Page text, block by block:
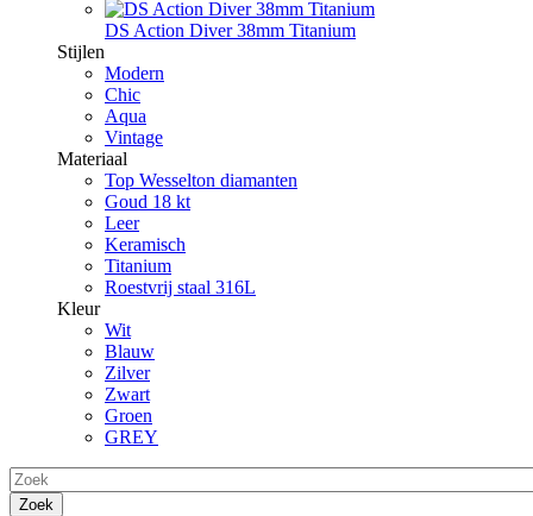
DS Action Diver 38mm Titanium
Stijlen
Modern
Chic
Aqua
Vintage
Materiaal
Top Wesselton diamanten
Goud 18 kt
Leer
Keramisch
Titanium
Roestvrij staal 316L
Kleur
Wit
Blauw
Zilver
Zwart
Groen
GREY
Zoek